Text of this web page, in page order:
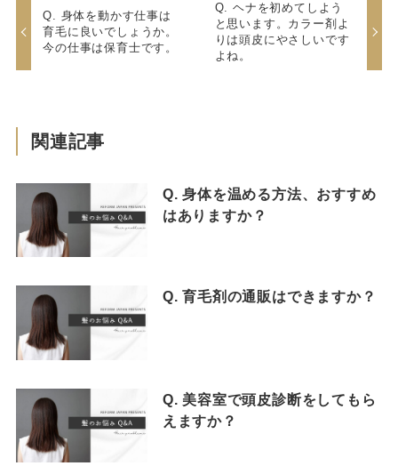
Q. 身体を動かす仕事は
育毛に良いでしょうか。
今の仕事は保育士です。
Q. ヘナを初めてしよう
と思います。カラー剤よ
りは頭皮にやさしいです
よね。
関連記事
Q. 身体を温める方法、おすすめ
はありますか？
Q. 育毛剤の通販はできますか？
Q. 美容室で頭皮診断をしてもら
えますか？